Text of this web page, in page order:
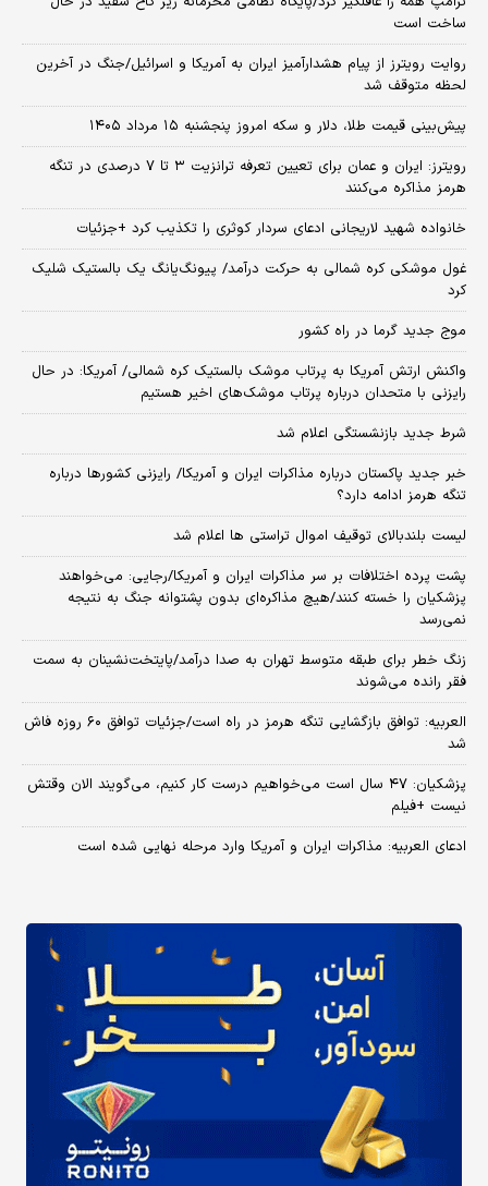
ساخت است
روایت رویترز از پیام هشدارآمیز ایران به آمریکا و اسرائیل/جنگ در آخرین
لحظه متوقف شد
پیش‌بینی قیمت طلا، دلار و سکه امروز پنجشنبه ۱۵ مرداد ۱۴۰۵
رویترز: ایران و عمان برای تعیین تعرفه ترانزیت ۳ تا ۷ درصدی در تنگه
هرمز مذاکره می‌کنند
خانواده شهید لاریجانی ادعای سردار کوثری را تکذیب کرد +جزئیات
غول موشکی کره شمالی به حرکت درآمد/ پیونگ‌یانگ یک بالستیک شلیک
کرد
موج جدید گرما در راه کشور
واکنش ارتش آمریکا به پرتاب موشک بالستیک کره شمالی/ آمریکا: در حال
رایزنی با متحدان درباره پرتاب موشک‌های اخیر هستیم
شرط جدید بازنشستگی اعلام شد
خبر جدید پاکستان درباره مذاکرات ایران و آمریکا/ رایزنی کشورها درباره
تنگه هرمز ادامه دارد؟
لیست بلندبالای توقیف اموال تراستی ها اعلام شد
پشت پرده اختلافات بر سر مذاکرات ایران و آمریکا/رجایی: می‌خواهند
پزشکیان را خسته کنند/هیچ مذاکره‌ای بدون پشتوانه جنگ به نتیجه
نمی‌رسد
زنگ خطر برای طبقه متوسط تهران به صدا درآمد/پایتخت‌نشینان به سمت
فقر رانده می‌شوند
العربیه: توافق بازگشایی تنگه هرمز در راه است/جزئیات توافق ۶۰ روزه فاش
شد
پزشکیان: ۴۷ سال است می‌خواهیم درست کار کنیم، می‌گویند الان وقتش
نیست +فیلم
ادعای العربیه: مذاکرات ایران و آمریکا وارد مرحله نهایی شده است